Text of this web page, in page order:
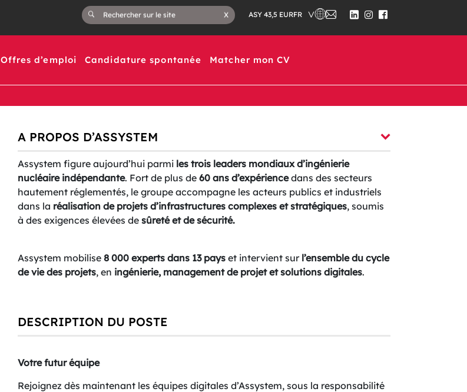
XFERMER
LE
CHAMP
RECHERCHE
ASY 43,5 EURFR CHOISISSEZ UN PAYS DANS LEQUEL
NOUS
NOUSNOUSNOUS
Offres d’emploi Candidature spontanée Matcher mon CV
A PROPOS D’ASSYSTEM
Assystem figure aujourd’hui parmiles trois leaders mondiaux d’ingénierie
nucléaire indépendante. Fort de plus de 60 ans d’expériencedans des secteurs
hautement réglementés, le groupe accompagne les acteurs publics et industriels
dans la réalisation de projets d’infrastructures complexes et stratégiques, soumis
à des exigences élevées de sûreté et de sécurité.
Assystem mobilise8 000 experts dans 13 payset intervient surl’ensemble du cycle
de vie des projets, en ingénierie, management de projet et solutions digitales.
DESCRIPTION DU POSTE
Votre futur équipe
Rejoignez dès maintenant les équipes digitales d’Assystem, sous la responsabilité